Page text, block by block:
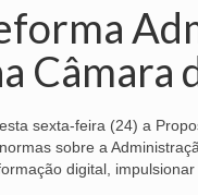
Câmara
sexta-feira (24) a
sobre a
digital,